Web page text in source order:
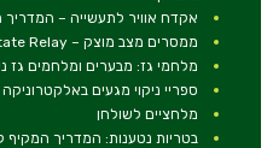
אקדח אוויר לתעשייה –
ממסרים מצב מוצק – Solid State Relay
מלחמי גז: מבערים ומלחמים גז
ספריי ניקוי מגעים באלקטרוניקה
מלחציים לשולחן
בטריות נטענות: המדריך